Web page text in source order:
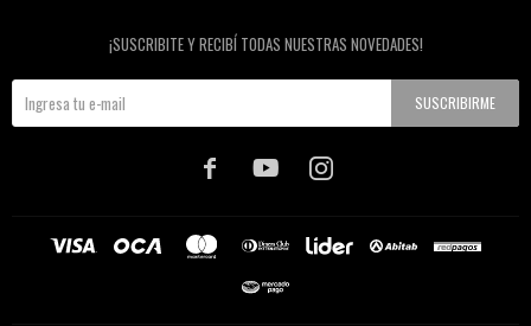
¡SUSCRIBITE Y RECIBÍ TODAS NUESTRAS NOVEDADES!
SUSCRIBIRME
  